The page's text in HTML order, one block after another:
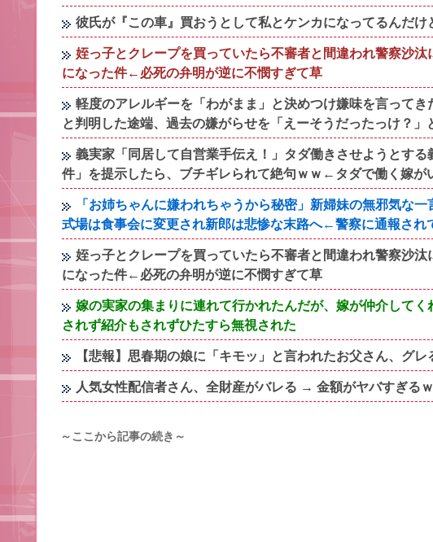
彼氏が『この車』買おうとして私とケンカになってるんだけ
姪っ子とクレープを買っていたら不審者と間違われ警察沙
になった件←必死の弁明が逆に不憫すぎて草
軽度のアレルギーを「わがまま」と決めつけ嫌味を言って
と判明した途端、過去の嫌がらせを「えーそうだったっけ？」
義実家「同居して自営業手伝え！」タダ働きさせようとす
件」を提示したら、ブチギレられて絶句ｗｗ←タダで働く嫁が
「お姉ちゃんに嫌われちゃうから秘密」新婦妹の無邪気な
式場は食事会に変更され新郎は悲惨な末路へ←警察に通報され
姪っ子とクレープを買っていたら不審者と間違われ警察沙
になった件←必死の弁明が逆に不憫すぎて草
嫁の実家の集まりに連れて行かれたんだが、嫁が仲介して
されず紹介もされずひたすら無視された
【悲報】思春期の娘に「キモッ」と言われたお父さん、グレ
人気女性配信者さん、全財産がバレる → 金額がヤバすぎる
～ここから記事の続き～